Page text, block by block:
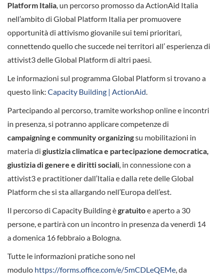
Platform Italia, un percorso promosso da ActionAid Italia
nell’ambito di Global Platform Italia per promuovere
opportunità di attivismo giovanile sui temi prioritari,
connettendo quello che succede nei territori all’ esperienza di
attivist3 delle Global Platform di altri paesi.
Le informazioni sul programma Global Platform si trovano a
questo link: Capacity Building | ActionAid.
Partecipando al percorso, tramite workshop online e incontri
in presenza, si potranno applicare competenze di
campaigning e community organizingsu mobilitazioni in
materia di giustizia climatica e partecipazione democratica,
giustizia di genere e diritti sociali, in connessione con a
attivist3 e practitioner dall’Italia e dalla rete delle Global
Platform che si sta allargando nell’Europa dell’est.
Il percorso di Capacity Building ègratuitoe aperto a 30
persone, e partirà con un incontro in presenza da venerdì 14
a domenica 16 febbraio a Bologna.
Tutte le informazioni pratiche sono nel
modulo https://forms.office.com/e/5mCDLeQEMe, da